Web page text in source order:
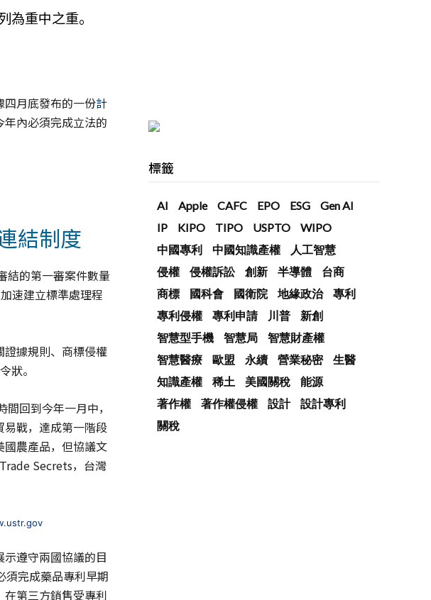
重中之重。
四月底發布的一份計
內必須完成立法的
結制度
結的第一審案件數量
速建立標準處理程
據規則、商標侵權
狀。
回到今年一月中，
戰，達成第一階段
農產品，但協議文
Secrets，台灣
遵守兩國協議的目
須完成藥品專利早期
第三方銷售受專利
標籤
AI Apple CAFC EPO ESG
Gen AI
IP
KIPO TIPO USPTO
WIPO
中國專利
中國知識產權
人工智慧
侵權
侵權訴訟 創新 半導體
台商
商標
國科會 國衛院 地緣政治
專利
專利侵權
專利申請 川普
新創
智慧型手機
智慧局
智慧財產權
智慧醫療
歐盟 永續 營業秘密
生醫
知識產權
稀土 美國關稅
能源
著作權
著作權侵權 設計
設計專利
關稅